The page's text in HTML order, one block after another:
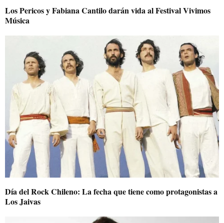
Los Pericos y Fabiana Cantilo darán vida al Festival Vivimos
Música
Día del Rock Chileno: La fecha que tiene como protagonistas a
Los Jaivas